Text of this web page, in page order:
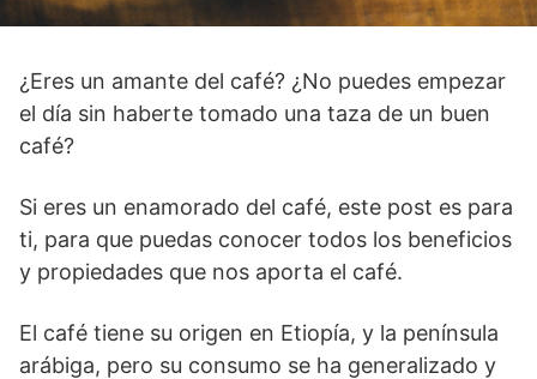
¿Eres un amante del café? ¿No puedes empezar
el día sin haberte tomado una taza de un buen
café?
Si eres un enamorado del café, este post es para
ti, para que puedas conocer todos los beneficios
y propiedades que nos aporta el café.
El café tiene su origen en Etiopía, y la península
arábiga, pero su consumo se ha generalizado y